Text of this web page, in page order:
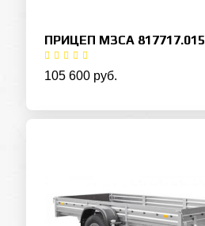
ПРИЦЕП МЗСА 817717.015
105 600 руб.